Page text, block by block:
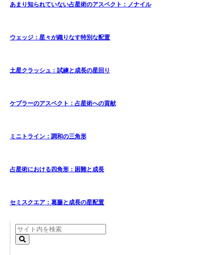
あまり知られていない占星術のアスペクト：ノナイル
ウェッジ：星々が織りなす特別な配置
土星クラッシュ：試練と成長の星回り
ケプラーのアスペクト：占星術への貢献
ミニトライン：調和の三角形
占星術における四角形：困難と成長
セミスクエア：葛藤と成長の星配置